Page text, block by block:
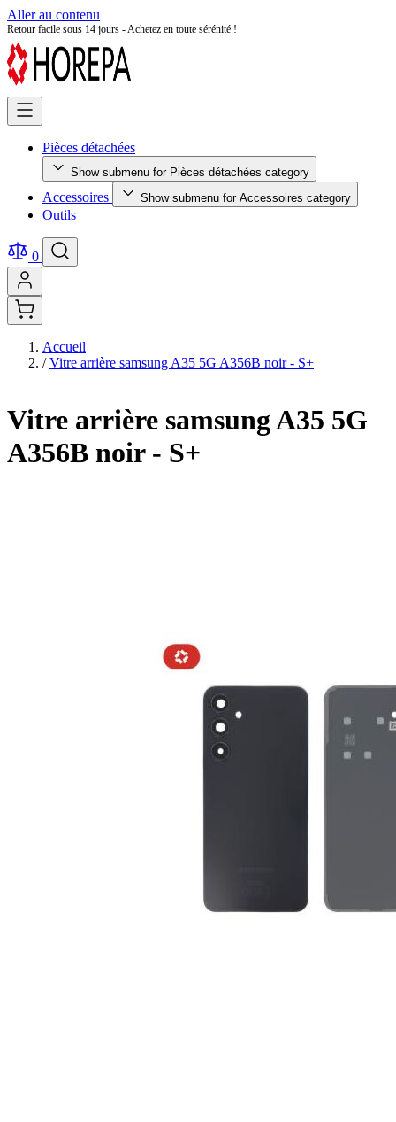
Aller au contenu
Retour facile sous 14 jours - Achetez en toute sérénité !
Pièces détachées
Show submenu for Pièces détachées category
Accessoires Show submenu for Accessoires category
Outils
0
Accueil
/ Vitre arrière samsung A35 5G A356B noir - S+
Vitre arrière samsung A35 5G
A356B noir - S+